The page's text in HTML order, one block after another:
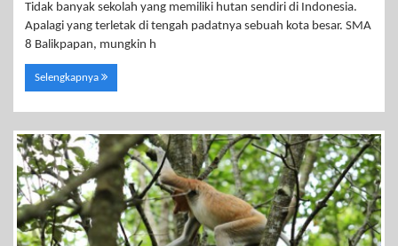
Tidak banyak sekolah yang memiliki hutan sendiri di Indonesia.
Apalagi yang terletak di tengah padatnya sebuah kota besar. SMA
8 Balikpapan, mungkin h
Selengkapnya